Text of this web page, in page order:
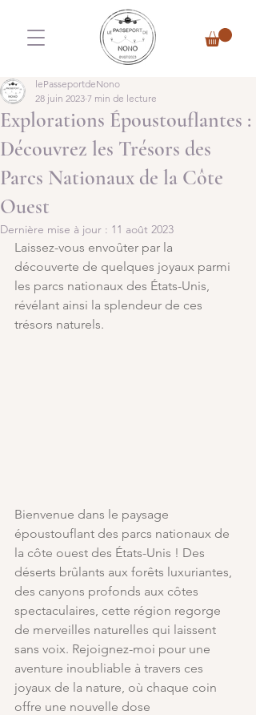
Explorations Époustouflantes :
Découvrez les Trésors des
Parcs Nationaux de la Côte
Ouest
lePasseportdeNono
28 juin 2023 7 min de lecture
Dernière mise à jour : 11 août 2023
Laissez-vous envoûter par la
découverte de quelques joyaux parmi
les parcs nationaux des États-Unis,
révélant ainsi la splendeur de ces
trésors naturels.
Bienvenue dans le paysage
époustouflant des parcs nationaux de
la côte ouest des États-Unis ! Des
déserts brûlants aux forêts luxuriantes,
des canyons profonds aux côtes
spectaculaires, cette région regorge
de merveilles naturelles qui laissent
sans voix. Rejoignez-moi pour une
aventure inoubliable à travers ces
joyaux de la nature, où chaque coin
offre une nouvelle dose